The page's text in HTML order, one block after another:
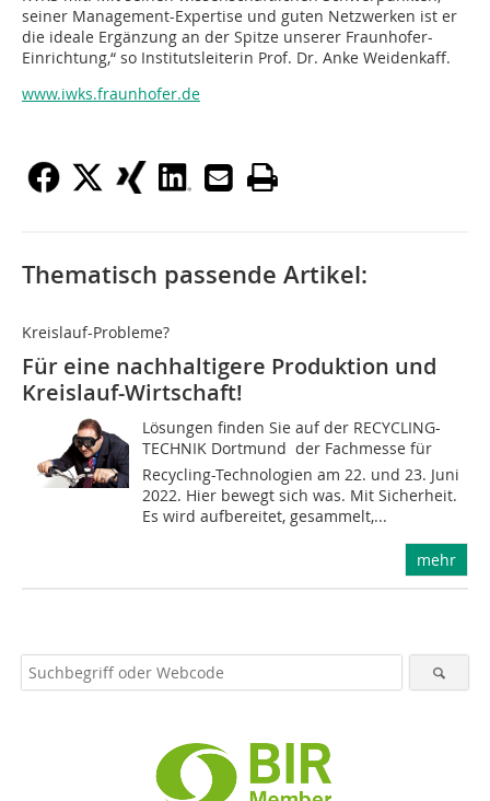
seiner Management-Expertise und guten Netzwerken ist er
die ideale Ergänzung an der Spitze unserer Fraunhofer-
Einrichtung,“ so Institutsleiterin Prof. Dr. Anke Weidenkaff.
www.iwks.fraunhofer.de
Thematisch passende Artikel:
Kreislauf-Probleme?
Für eine nachhaltigere Produktion und
Kreislauf-Wirtschaft!
Lösungen finden Sie auf der RECYCLING-
TECHNIK Dortmund  der Fachmesse für
Recycling-Technologien am 22. und 23. Juni
2022. Hier bewegt sich was. Mit Sicherheit.
Es wird aufbereitet, gesammelt,...
mehr